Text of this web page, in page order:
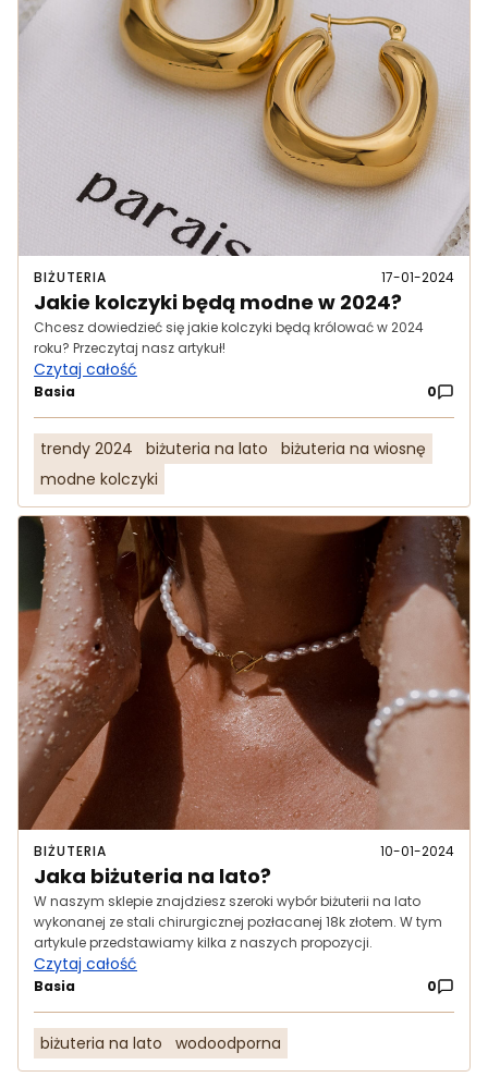
BIŻUTERIA 17-01-2024
Jakie kolczyki będą modne w 2024?
Chcesz dowiedzieć się jakie kolczyki będą królować w 2024
roku? Przeczytaj nasz artykuł!
Czytaj całość
Basia 0
trendy 2024 biżuteria na lato
biżuteria na wiosnę
modne kolczyki
BIŻUTERIA 10-01-2024
Jaka biżuteria na lato?
W naszym sklepie znajdziesz szeroki wybór biżuterii na lato
wykonanej ze stali chirurgicznej pozłacanej 18k złotem. W tym
artykule przedstawiamy kilka z naszych propozycji.
Czytaj całość
Basia 0
biżuteria na lato wodoodporna